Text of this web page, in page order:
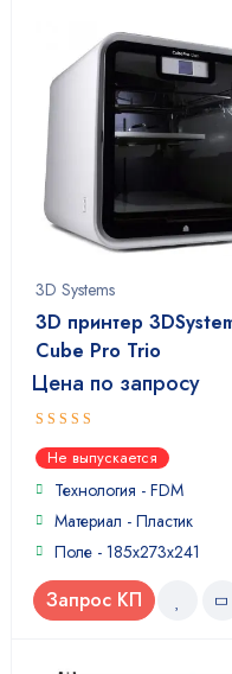
3D Systems
3D принтер
Cube Pro Trio
Цена по запросу
4out of
5Не выпускается
Технология - FDM
Материал - Пластик
Поле - 185x273x241
Запрос КП